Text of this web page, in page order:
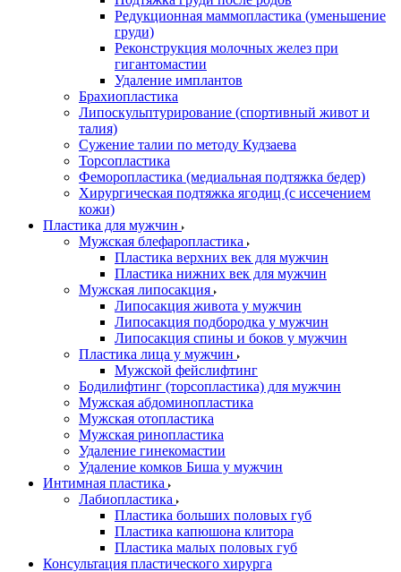
Редукционная маммопластика (уменьшение
груди)
Реконструкция молочных желез при
гигантомастии
Удаление имплантов
Брахиопластика
Липоскульптурирование (спортивный живот и
талия)
Сужение талии по методу Кудзаева
Торсопластика
Феморопластика (медиальная подтяжка бедер)
Хирургическая подтяжка ягодиц (с иссечением
кожи)
Пластика для мужчин
Мужская блефаропластика
Пластика верхних век для мужчин
Пластика нижних век для мужчин
Мужская липосакция
Липосакция живота у мужчин
Липосакция подбородка у мужчин
Липосакция спины и боков у мужчин
Пластика лица у мужчин
Мужской фейслифтинг
Бодилифтинг (торсопластика) для мужчин
Мужская абдоминопластика
Мужская отопластика
Мужская ринопластика
Удаление гинекомастии
Удаление комков Биша у мужчин
Интимная пластика
Лабиопластика
Пластика больших половых губ
Пластика капюшона клитора
Пластика малых половых губ
Консультация пластического хирурга